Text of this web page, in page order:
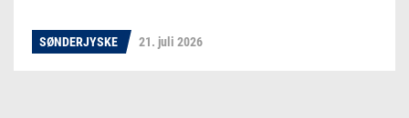
SØNDERJYSKE 21. juli 2026